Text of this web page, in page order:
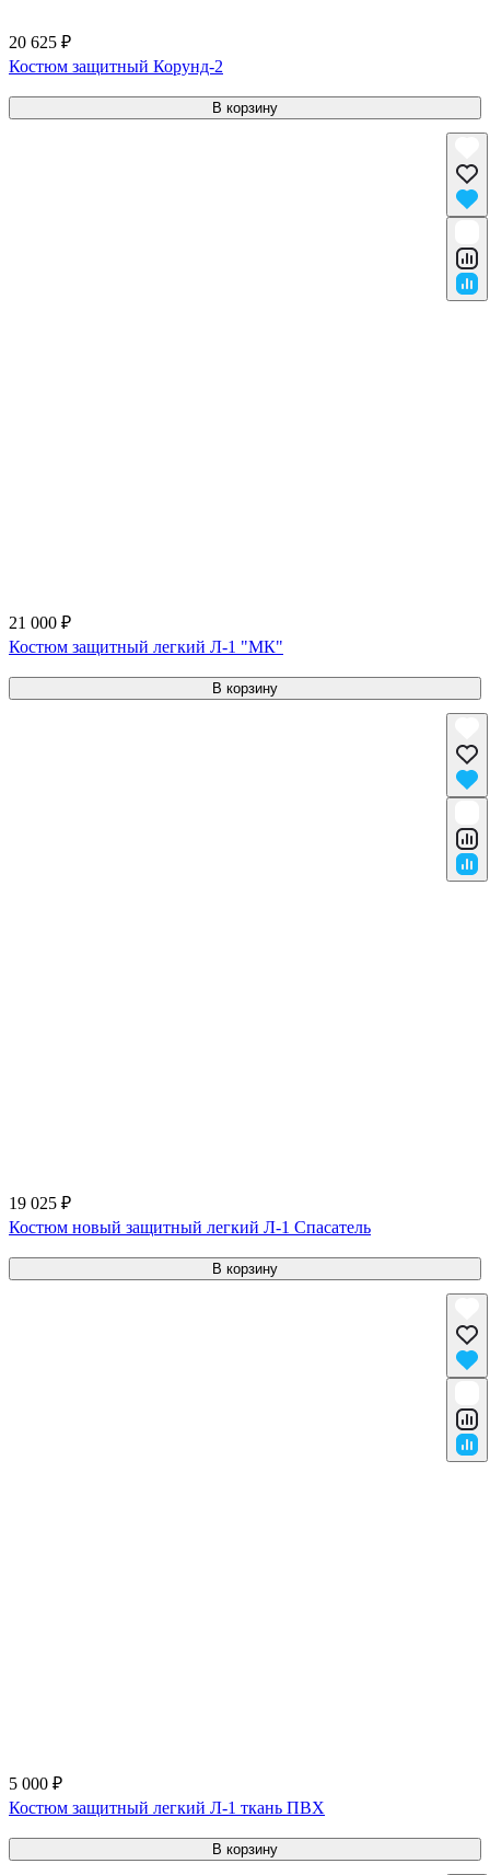
20 625 ₽
Костюм защитный Корунд-2
В корзину
21 000 ₽
Костюм защитный легкий Л-1 "МК"
В корзину
19 025 ₽
Костюм новый защитный легкий Л-1 Спасатель
В корзину
5 000 ₽
Костюм защитный легкий Л-1 ткань ПВХ
В корзину